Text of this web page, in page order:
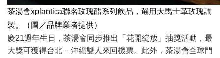
茶湯會xplantica聯名玫瑰醋系列飲品，選用大馬士革玫瑰調
製。（圖／品牌業者提供）
慶21週年生日，茶湯會同步推出「花開綻放」抽獎活動，最
大獎可獲得台北－沖繩雙人來回機票。此外，茶湯會全球門